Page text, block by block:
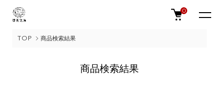
0
TOP 商品検索結果
商品検索結果